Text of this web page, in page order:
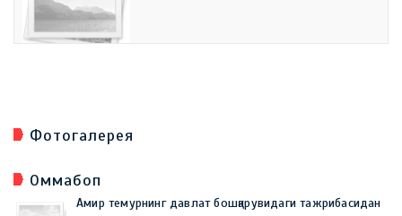
Фотогалерея
Оммабоп
Амир темурнинг давлат бошқарувидаги тажрибасидан